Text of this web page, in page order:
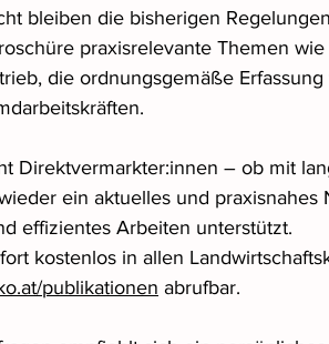
bleiben die bisherigen
praxisrelevante Themen
die ordnungsgemäße
Direktvermarkter:innen – ob mit
ein aktuelles und praxisnahes
effizientes Arbeiten unterstützt.
kostenlos in allen
publikationen abrufbar.